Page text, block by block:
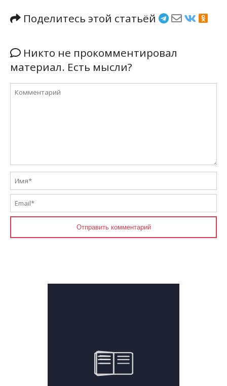
Поделитесь этой статьёй
Никто не прокомментировал
материал. Есть мысли?